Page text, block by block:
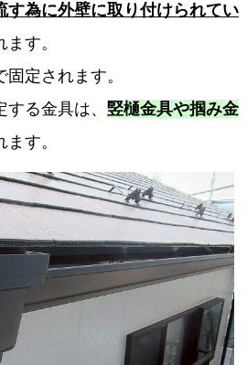
す為に外壁に取り付けられてい
す。
定されます。
る金具は、 竪樋金具や掴み金
ます。